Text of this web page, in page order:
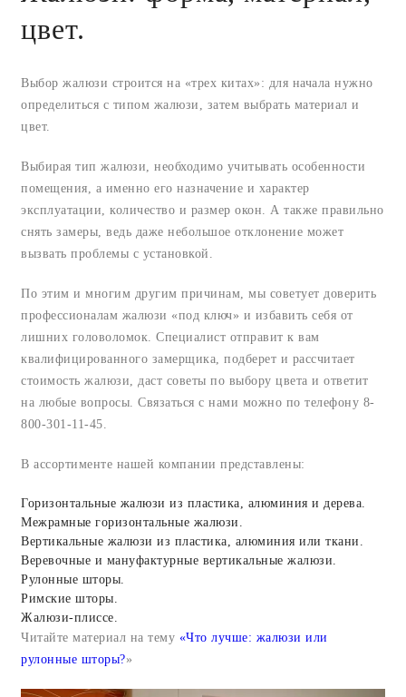
цвет.
Выбор жалюзи строится на «трех китах»: для начала нужно
определиться с типом жалюзи, затем выбрать материал и
цвет.
Выбирая тип жалюзи, необходимо учитывать особенности
помещения, а именно его назначение и характер
эксплуатации, количество и размер окон. А также правильно
снять замеры, ведь даже небольшое отклонение может
вызвать проблемы с установкой.
По этим и многим другим причинам, мы советует доверить
профессионалам жалюзи «под ключ» и избавить себя от
лишних головоломок. Специалист отправит к вам
квалифицированного замерщика, подберет и рассчитает
стоимость жалюзи, даст советы по выбору цвета и ответит
на любые вопросы. Связаться с нами можно по телефону 8-
800-301-11-45.
В ассортименте нашей компании представлены:
Горизонтальные жалюзи из пластика, алюминия и дерева.
Межрамные горизонтальные жалюзи.
Вертикальные жалюзи из пластика, алюминия или ткани.
Веревочные и мануфактурные вертикальные жалюзи.
Рулонные шторы.
Римские шторы.
Жалюзи-плиссе.
Читайте материал на тему «Что лучше: жалюзи или
рулонные шторы?»